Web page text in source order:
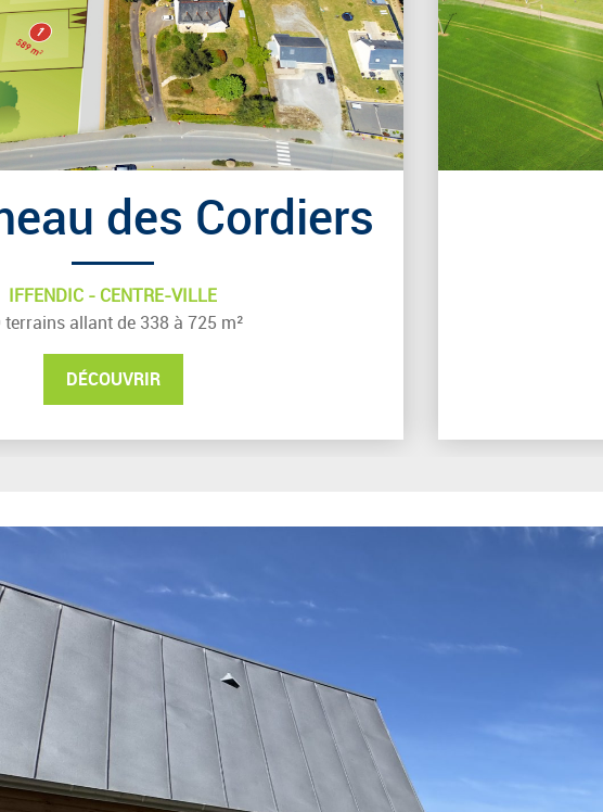
des Cordiers
IFFENDIC - CENTRE-VILLE
terrains allant de 338 à 725 m²
DÉCOUVRIR